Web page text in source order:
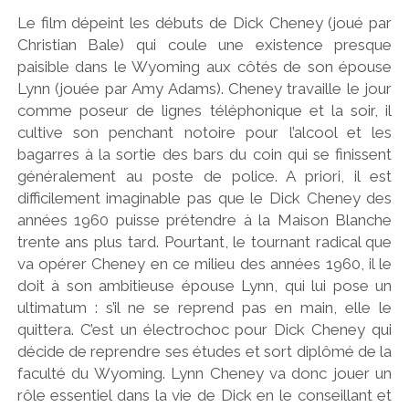
Le film dépeint les débuts de Dick Cheney (joué par
Christian Bale) qui coule une existence presque
paisible dans le Wyoming aux côtés de son épouse
Lynn (jouée par Amy Adams). Cheney travaille le jour
comme poseur de lignes téléphonique et la soir, il
cultive son penchant notoire pour l’alcool et les
bagarres à la sortie des bars du coin qui se finissent
généralement au poste de police. A priori, il est
difficilement imaginable pas que le Dick Cheney des
années 1960 puisse prétendre à la Maison Blanche
trente ans plus tard. Pourtant, le tournant radical que
va opérer Cheney en ce milieu des années 1960, il le
doit à son ambitieuse épouse Lynn, qui lui pose un
ultimatum : s’il ne se reprend pas en main, elle le
quittera. C’est un électrochoc pour Dick Cheney qui
décide de reprendre ses études et sort diplômé de la
faculté du Wyoming. Lynn Cheney va donc jouer un
rôle essentiel dans la vie de Dick en le conseillant et